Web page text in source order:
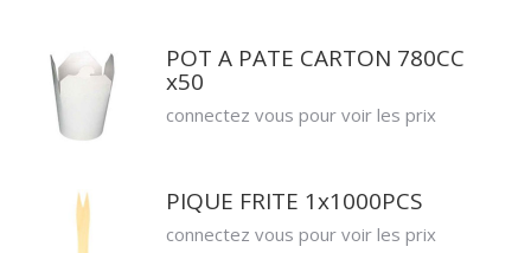
POT A PATE CARTON 780CC
x50
connectez vous pour voir les prix
PIQUE FRITE 1x1000PCS
connectez vous pour voir les prix